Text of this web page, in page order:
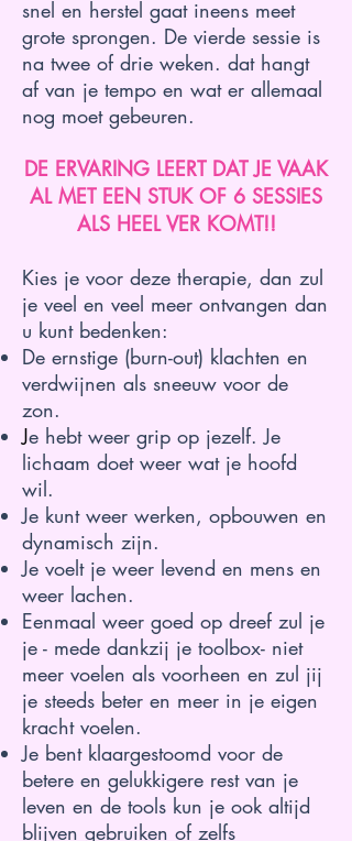
snel en herstel gaat ineens meet
grote sprongen. De vierde sessie is
na twee of drie weken. dat hangt
af van je tempo en wat er allemaal
nog moet gebeuren.
DE ERVARING LEERT DAT JE VAAK
AL MET EEN STUK OF 6 SESSIES
ALS HEEL VER KOMT!!
Kies je voor deze therapie, dan zul
je veel en veel meer ontvangen dan
u kunt bedenken:
De ernstige (burn-out) klachten en
verdwijnen als sneeuw voor de
zon.
Je hebt weer grip op jezelf. Je
lichaam doet weer wat je hoofd
wil.
Je kunt weer werken, opbouwen en
dynamisch zijn.
Je voelt je weer levend en mens en
weer lachen.
Eenmaal weer goed op dreef zul je
je - mede dankzij je toolbox- niet
meer voelen als voorheen en zul jij
je steeds beter en meer in je eigen
kracht voelen.
Je bent klaargestoomd voor de
betere en gelukkigere rest van je
leven en de tools kun je ook altijd
blijven gebruiken of zelfs